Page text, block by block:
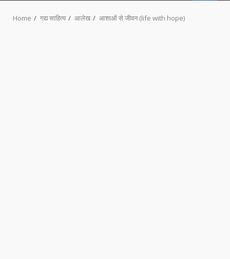
Home गद्य साहित्य आलेख आशाओं से जीवन (life with hope)